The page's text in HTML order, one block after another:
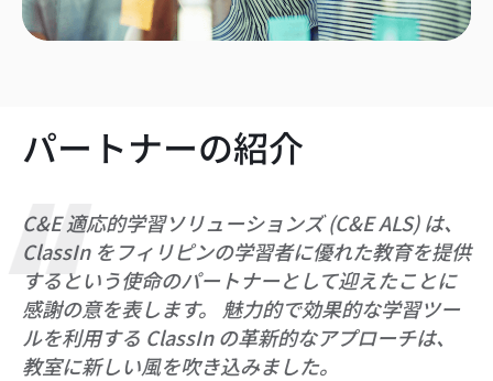
パートナーの紹介
C&E 適応的学習ソリューションズ (C&E ALS) は、
ClassIn をフィリピンの学習者に優れた教育を提供
するという使命のパートナーとして迎えたことに
感謝の意を表します。 魅力的で効果的な学習ツー
ルを利用する ClassIn の革新的なアプローチは、
教室に新しい風を吹き込みました。